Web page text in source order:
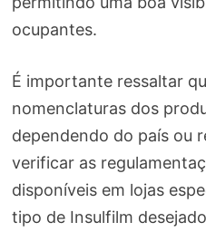
ocupantes.
É importante ressaltar
nomenclaturas dos
dependendo do país ou
verificar as
disponíveis em lojas
tipo de Insulfilm